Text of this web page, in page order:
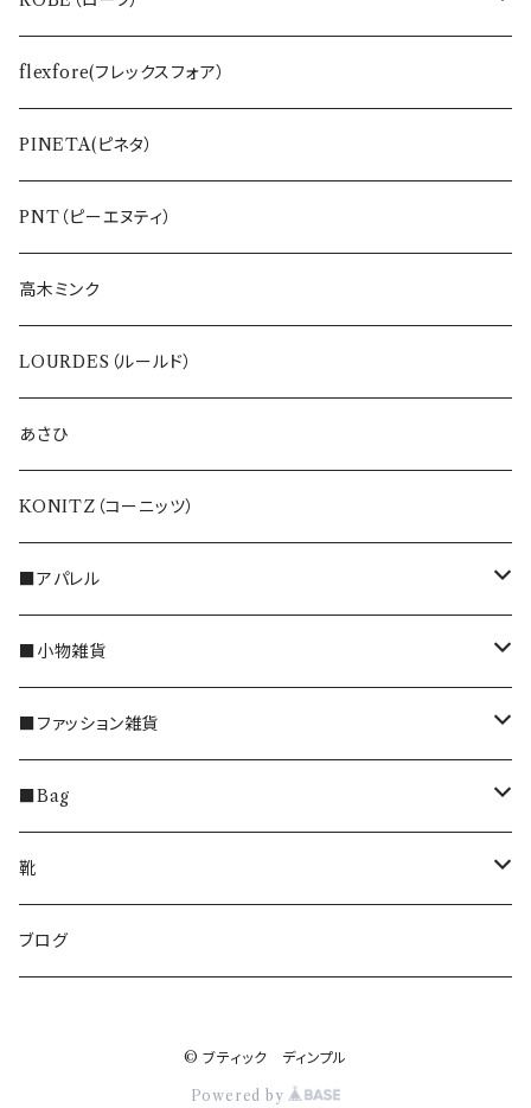
ワンピース
Tシャツ
BLUE FRONCE
vivapresto
ETERNO BELLEZZA
flexfore(フレックスフォア）
PINETA(ピネタ）
PNT（ピーエヌティ）
高木ミンク
LOURDES（ルールド）
あさひ
KONITZ（コーニッツ）
■アパレル
トップス
ブラウス
ベスト・ジレ・カーディガン
ボトムス
パンツ
スカート
ワンピース
インナー
アウター
■小物雑貨
うさぎのインテリア雑貨
マグカップ
エスプレッソカップ
グラス
■ファッション雑貨
マフラー
手袋
ソックス
■Bag
ショルダーバッグ
トートバッグ
靴
ブーツ
ブログ
© ブティック ディンプル
Powered by